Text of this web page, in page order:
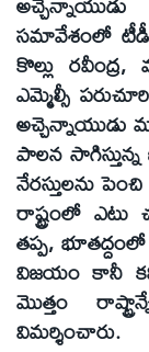
సమావేశంలో
కొల్లు
ఎమ్మెల్సీ
అచ్చెన్నాయుడు
పాలన సాగిస్తున్న
నేరస్తులను
రాష్ట్రంలో ఎటు
తప్ప,
విజయం కానీ
మొత్తం
విమర్శించారు.